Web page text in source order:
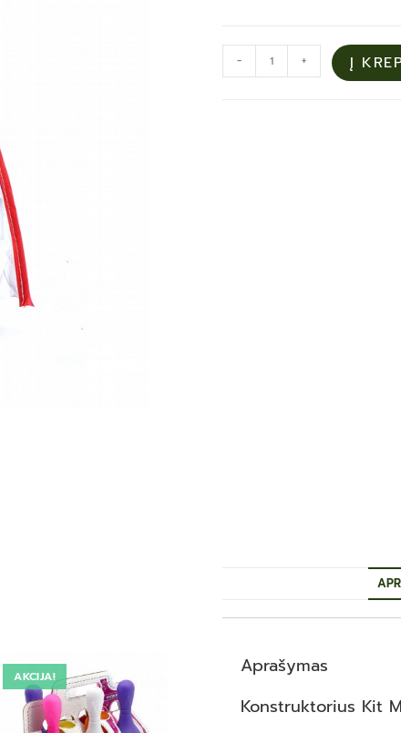
- + Į
AKCIJA!
Aprašymas
Konstruktorius Kit